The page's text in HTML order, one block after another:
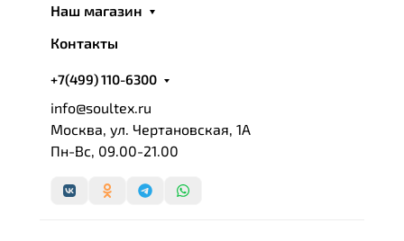
Наш магазин
Контакты
+7(499) 110-6300
info@soultex.ru
Москва, ул. Чертановская, 1А
Пн-Вс, 09.00-21.00